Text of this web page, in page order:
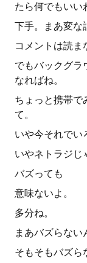
たら何でもいい
下手。まあ変な
コメントは読ま
でもバックグラ
なればね。
ちょっと携帯で
て。
いや今それでい
いやネトラジじ
バズっても
意味ないよ。
多分ね。
まあバズらない
そもそもバズら